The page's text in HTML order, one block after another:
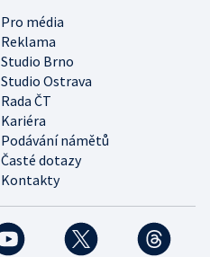
Pro média
Reklama
Studio Brno
Studio Ostrava
Rada ČT
Kariéra
Podávání námětů
Časté dotazy
Kontakty